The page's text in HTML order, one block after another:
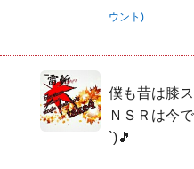
ウント)
僕も昔は膝
ＮＳＲは今
`)🎵